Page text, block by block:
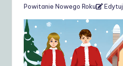
Powitanie Nowego Roku Edytuj